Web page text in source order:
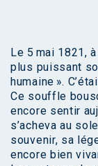
Le 5 mai 1821,
plus puissant
humaine ».
Ce souffle
encore sentir
s’acheva au
souvenir, sa
encore bien